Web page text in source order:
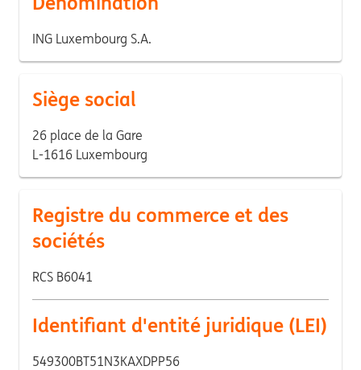
ING Luxembourg S.A.
Siège social
26 place de la Gare
L-1616 Luxembourg
Registre du commerce et des
sociétés
RCS B6041
Identifiant d'entité juridique (LEI)
549300BT51N3KAXDPP56